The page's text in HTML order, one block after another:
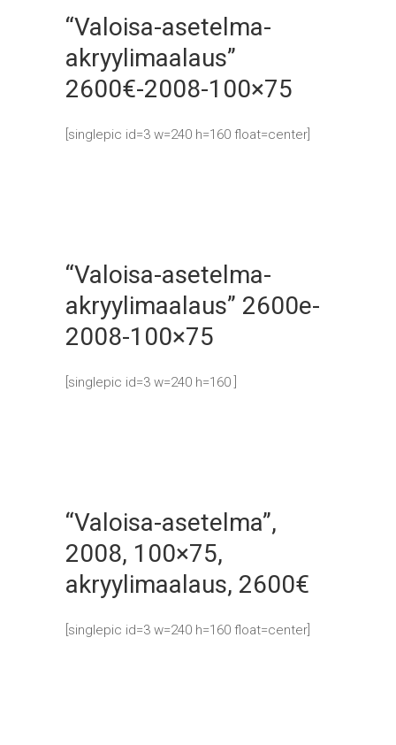
“Valoisa-asetelma-
akryylimaalaus”
2600€-2008-100×75
[singlepic id=3 w=240 h=160 float=center]
“Valoisa-asetelma-
akryylimaalaus” 2600e-
2008-100×75
[singlepic id=3 w=240 h=160 ]
“Valoisa-asetelma”,
2008, 100×75,
akryylimaalaus, 2600€
[singlepic id=3 w=240 h=160 float=center]